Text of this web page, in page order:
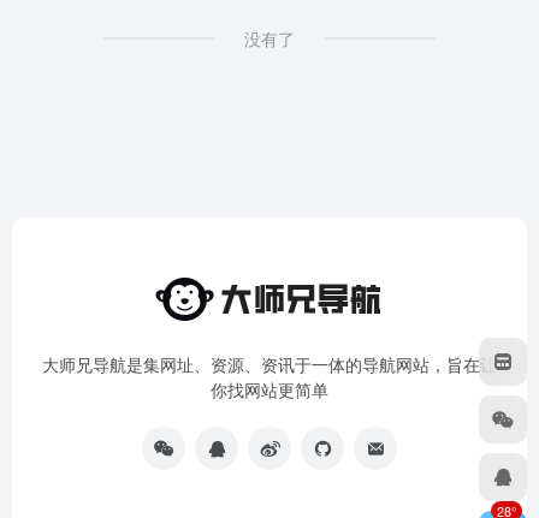
没有了
大师兄导航是集网址、资源、资讯于一体的导航网站，旨在让
你找网站更简单
28°